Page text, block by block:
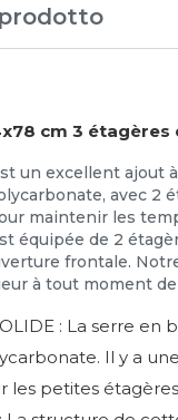
cm 3
un excellent ajout
avec 2
maintenir les
équipée de 2
frontale.
à tout moment
: La serre
Il y a
les petites